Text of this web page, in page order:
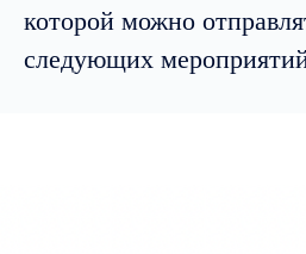
которой можно
следующих